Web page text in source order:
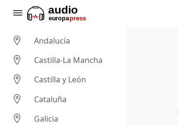
Andalucía
Castilla-La Mancha
Castilla y León
Cataluña
Galicia